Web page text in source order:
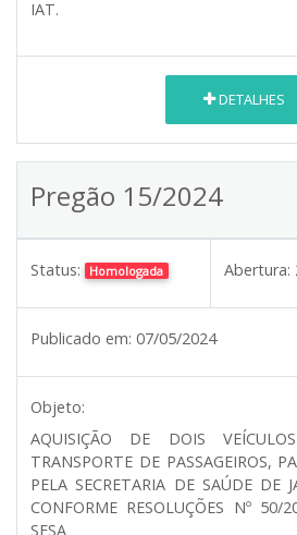
IAT.
DETALHES
Pregão 15/2024
Status: Homologada Abertura:
Publicado em: 07/05/2024
Objeto:
AQUISIÇÃO DE DOIS
TRANSPORTE DE PASSAGEIROS,
PELA SECRETARIA DE SAÚDE DE
CONFORME RESOLUÇÕES Nº
SESA